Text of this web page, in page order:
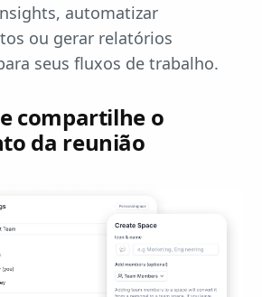
automatizar
ou gerar relatórios
seus fluxos de trabalho.
compartilhe o
da reunião